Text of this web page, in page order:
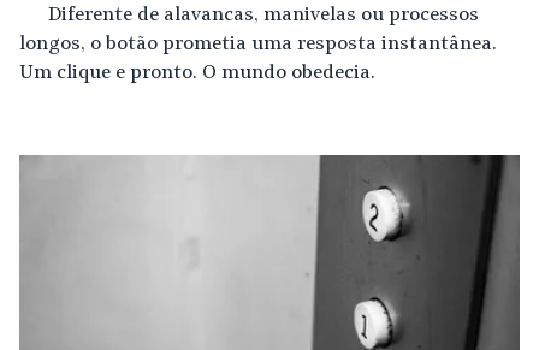
Diferente de alavancas, manivelas ou processos
longos, o botão prometia uma resposta instantânea.
Um clique e pronto. O mundo obedecia.